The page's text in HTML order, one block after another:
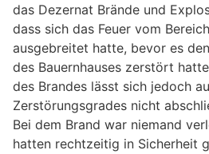
das Dezernat Brände und
dass sich das Feuer vom
ausgebreitet hatte, bevor es
des Bauernhauses zerstört
des Brandes lässt sich jedoch
Zerstörungsgrades nicht
Bei dem Brand war niemand
hatten rechtzeitig in Sicherheit